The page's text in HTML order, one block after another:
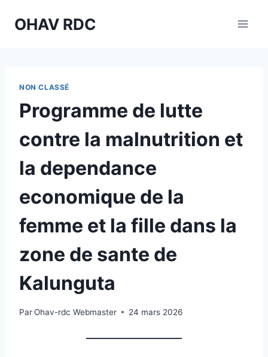
OHAV RDC
NON CLASSÉ
Programme de lutte
contre la malnutrition et
la dependance
economique de la
femme et la fille dans la
zone de sante de
Kalunguta
ParOhav-rdc Webmaster 24 mars 2026